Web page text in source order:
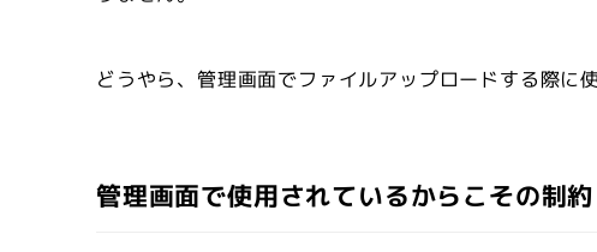
どうやら、管理画面でファイルアップロードする際に
管理画面で使用されているからこその制約